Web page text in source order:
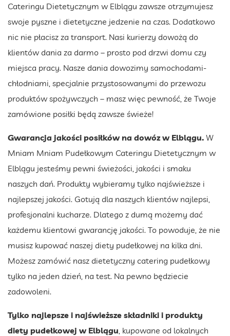
Cateringu Dietetycznym w Elblągu zawsze otrzymujesz
swoje pyszne i dietetyczne jedzenie na czas. Dodatkowo
nic nie płacisz za transport. Nasi kurierzy dowożą do
klientów dania za darmo – prosto pod drzwi domu czy
miejsca pracy. Nasze dania dowozimy samochodami-
chłodniami, specjalnie przystosowanymi do przewozu
produktów spożywczych – masz więc pewność, że Twoje
zamówione posiłki będą zawsze świeże!
Gwarancja jakości posiłków na dowóz w Elblągu. W
Mniam Mniam Pudełkowym Cateringu Dietetycznym w
Elblągu jesteśmy pewni świeżości, jakości i smaku
naszych dań. Produkty wybieramy tylko najświeższe i
najlepszej jakości. Gotują dla naszych klientów najlepsi,
profesjonalni kucharze. Dlatego z dumą możemy dać
każdemu klientowi gwarancję jakości. To powoduje, że nie
musisz kupować naszej diety pudełkowej na kilka dni.
Możesz zamówić nasz dietetyczny catering pudełkowy
tylko na jeden dzień, na test. Na pewno będziecie
zadowoleni.
Tylko najlepsze i najświeższe składniki i produkty
diety pudełkowej w Elblągu , kupowane od lokalnych